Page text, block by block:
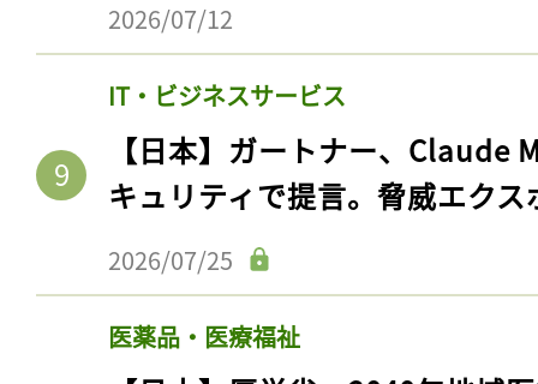
2026/07/12
IT・ビジネスサービス
【日本】ガートナー、Claude
キュリティで提言。脅威エク
2026/07/25
医薬品・医療福祉
記事をお気に入りに